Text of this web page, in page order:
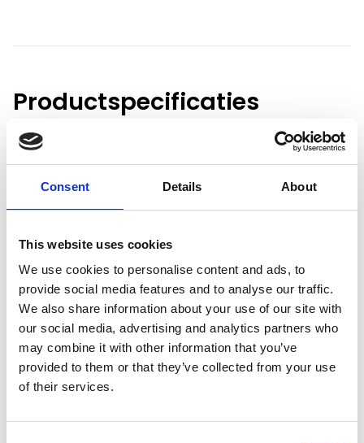
Consent Details About
This website uses cookies
We use cookies to personalise content and ads, to
provide social media features and to analyse our traffic.
We also share information about your use of our site with
our social media, advertising and analytics partners who
may combine it with other information that you’ve
provided to them or that they’ve collected from your use
of their services.
Productspecificaties
Gewicht
Artikelcode
AB50301
Merk:Animal Boulevard
Animal Boulevard Canvas Toy dier
€9,95